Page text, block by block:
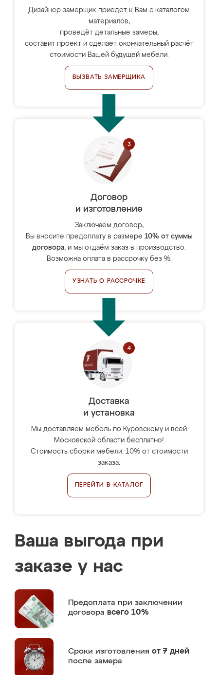
Дизайнер-замерщик приедет к Вам с каталогом
материалов,
проведёт детальные замеры,
составит проект и сделает окончательный расчёт
стоимости Вашей будущей мебели.
ВЫЗВАТЬ ЗАМЕРЩИКА
Договор
и изготовление
Заключаем договор,
Вы вносите предоплату в размере 10% от суммы
договора, и мы отдаём заказ в производство.
Возможна оплата в рассрочку без %.
УЗНАТЬ О РАССРОЧКЕ
Доставка
и установка
Мы доставляем мебель по Куровскому и всей
Московской области бесплатно!
Стоимость сборки мебели: 10% от стоимости
заказа.
ПЕРЕЙТИ В КАТАЛОГ
Ваша выгода при
заказе у нас
Предоплата при заключении
договора всего 10%
Сроки изготовления от 7 дней
после замера